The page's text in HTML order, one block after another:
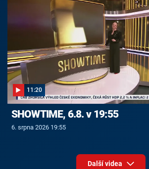
11:20
SHOWTIME, 6.8. v 19:55
6. srpna 2026 19:55
Další videa